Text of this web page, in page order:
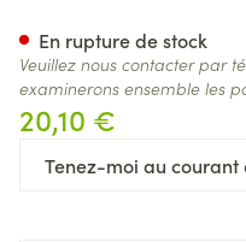
20,10 €
Tenez-moi au courant
En rupture de stock
Veuillez nous contacter par
examinerons ensemble les